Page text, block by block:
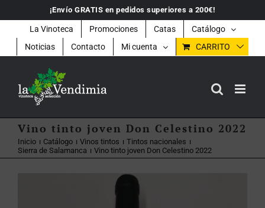
contenido
¡Envío GRATIS en pedidos superiores a 200€!
La Vinoteca Promociones Catas
Catálogo
Noticias
Contacto Mi cuenta CARRITO
Vino tinto joven Don Celestino 2022
Inicio Catálogo Vinos tintos
Tintos nacionales
Sierra de Salamanca
Vino tinto joven Don Celestino 2022